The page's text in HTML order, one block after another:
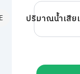
ปริมาณน้ำเสีย